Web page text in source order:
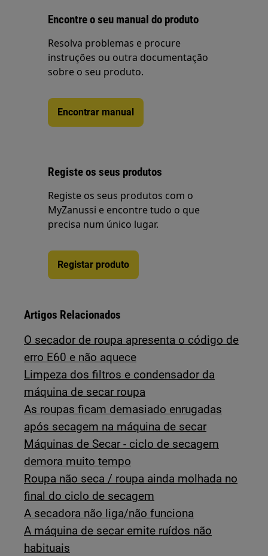
Encontre o seu manual do produto
Resolva problemas e procure
instruções ou outra documentação
sobre o seu produto.
Encontrar manual
Registe os seus produtos
Registe os seus produtos com o
MyZanussi e encontre tudo o que
precisa num único lugar.
Registar produto
Artigos Relacionados
O secador de roupa apresenta o código de
erro E60 e não aquece
Limpeza dos filtros e condensador da
máquina de secar roupa
As roupas ficam demasiado enrugadas
após secagem na máquina de secar
Máquinas de Secar - ciclo de secagem
demora muito tempo
Roupa não seca / roupa ainda molhada no
final do ciclo de secagem
A secadora não liga/não funciona
A máquina de secar emite ruídos não
habituais